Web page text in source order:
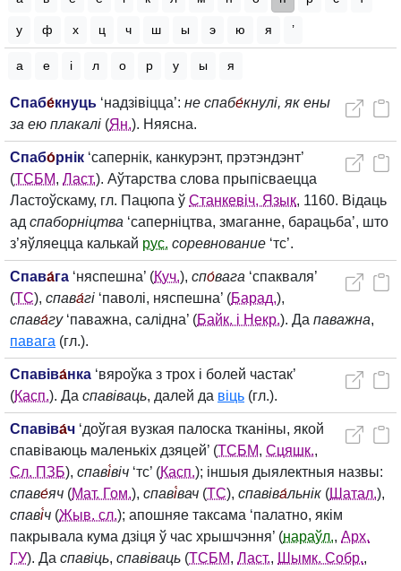
у ф х ц ч ш ы э ю я ’
а е і л о р у ы я
Спабе́кнуць ‘надзівіцца’: не спабе́кнулі, як ены
за ею плакалі (Ян.). Няясна.
Спабо́рнік ‘сапернік, канкурэнт, прэтэндэнт’
(ТСБМ, Ласт.). Аўтарства слова прыпісваецца
Ластоўскаму, гл. Пацюпа ў Станкевіч, Язык, 1160. Відаць
ад спаборніцтва ‘саперніцтва, змаганне, барацьба’, што
з’яўляецца калькай рус. соревнование ‘тс’.
Спава́га ‘няспешна’ (Куч.), спо́вага ‘спакваля’
(ТС), спава́гі ‘паволі, няспешна’ (Барад.),
спава́гу‘паважна, салідна’ (Байк. і Некр.). Да паважна,
павага (гл.).
Спавіва́нка ‘вяроўка з трох і болей частак’
(Касп.). Да спавіваць, далей да віць (гл.).
Спавіва́ч ‘доўгая вузкая палоска тканіны, якой
спавіваюць маленькіх дзяцей’ (ТСБМ, Сцяшк.,
Сл. ПЗБ), спаві́віч ‘тс’ (Касп.); іншыя дыялектныя назвы:
спаве́яч (Мат. Гом.), спаві́вач (ТС), спавіва́льнік (Шатал.),
спаві́ч (Жыв. сл.); апошняе таксама ‘палатно, якім
пакрывала кума дзіця ў час хрышчэння’ (нараўл., Арх.
ГУ). Да спавіць, спавіваць (ТСБМ, Ласт., Шымк. Собр.,